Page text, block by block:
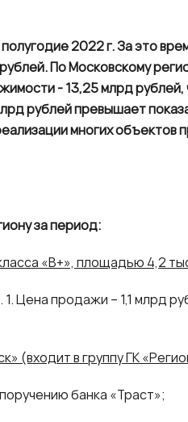
полугодие 2022 г. За это
По Московскому
- 13,25 млрд
рублей превышает
многих объектов
за период:
«В+», площадью 4,2
Цена продажи – 1,1 млрд
(входит в группу ГК
банка «Траст»;